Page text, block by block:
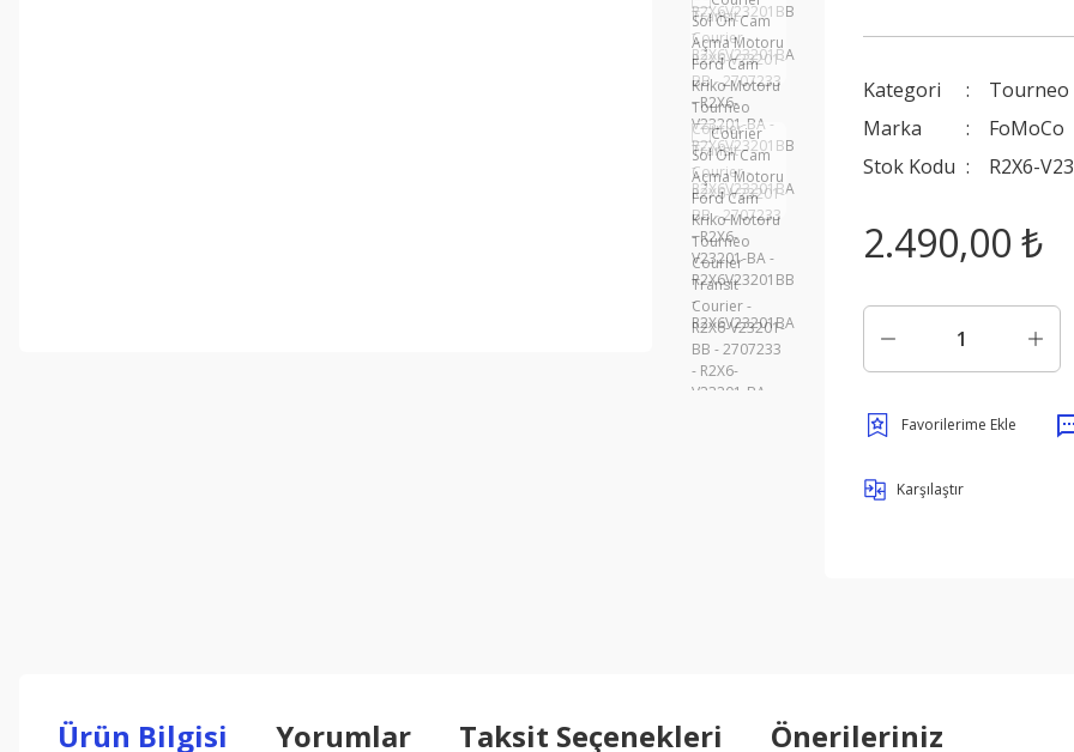
Kategori
Marka
FoMoCo
Stok Kodu
R2X6-
2.490,00 ₺
Karşılaştır
Ürün Bilgisi Yorumlar Taksit Seçenekleri Önerileriniz